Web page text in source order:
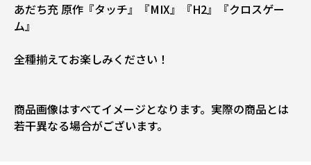
あだち充 原作『タッチ』『MIX』『H2』『クロスゲー
ム』
全種揃えてお楽しみください！
商品画像はすべてイメージとなります。実際の商品とは
若干異なる場合がございます。